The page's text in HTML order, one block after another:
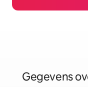
Gegevens